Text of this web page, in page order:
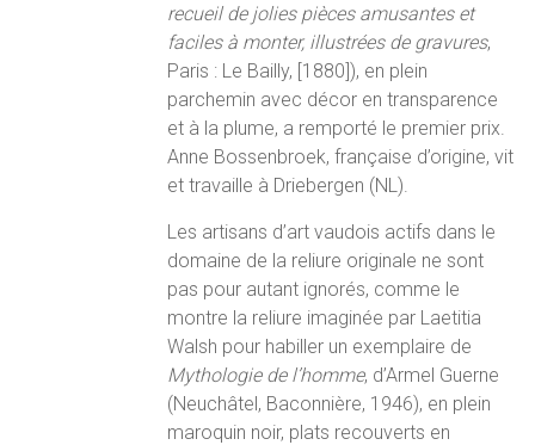
recueil de jolies pièces amusantes et
faciles à monter, illustrées de gravures,
Paris : Le Bailly, [1880]), en plein
parchemin avec décor en transparence
et à la plume, a remporté le premier prix.
Anne Bossenbroek, française d’origine, vit
et travaille à Driebergen (NL).
Les artisans d’art vaudois actifs dans le
domaine de la reliure originale ne sont
pas pour autant ignorés, comme le
montre la reliure imaginée par Laetitia
Walsh pour habiller un exemplaire de
Mythologie de l’homme, d’Armel Guerne
(Neuchâtel, Baconnière, 1946), en plein
maroquin noir, plats recouverts en